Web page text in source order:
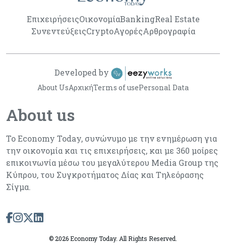
ΕπιχειρήσειςΟικονομίαBankingReal Estate
ΣυνεντεύξειςCryptoΑγορέςΑρθρογραφία
About us
Το Economy Today, συνώνυμο με την ενημέρωση για
την οικονομία και τις επιχειρήσεις, και με 360 μοίρες
επικοινωνία μέσω του μεγαλύτερου Media Group της
Κύπρου, του Συγκροτήματος Δίας και Τηλεόρασης
Σίγμα.
About UsΑρχικήTerms of usePersonal Data
Developed by
©2026 Economy Today. All Rights Reserved.